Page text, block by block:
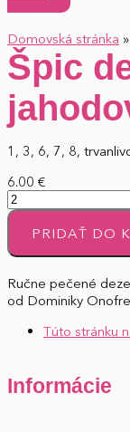
Domovská stránka »
Špic
1, 3, 6, 7, 8,
6.00 €
množstvo
Špic
deluxe
pistácia
likér
PRIDAŤ DO
Ručne pečené
od Dominiky
Túto stránku
Informácie